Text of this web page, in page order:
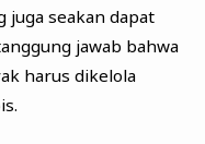
juga seakan dapat
jawab bahwa
harus dikelola